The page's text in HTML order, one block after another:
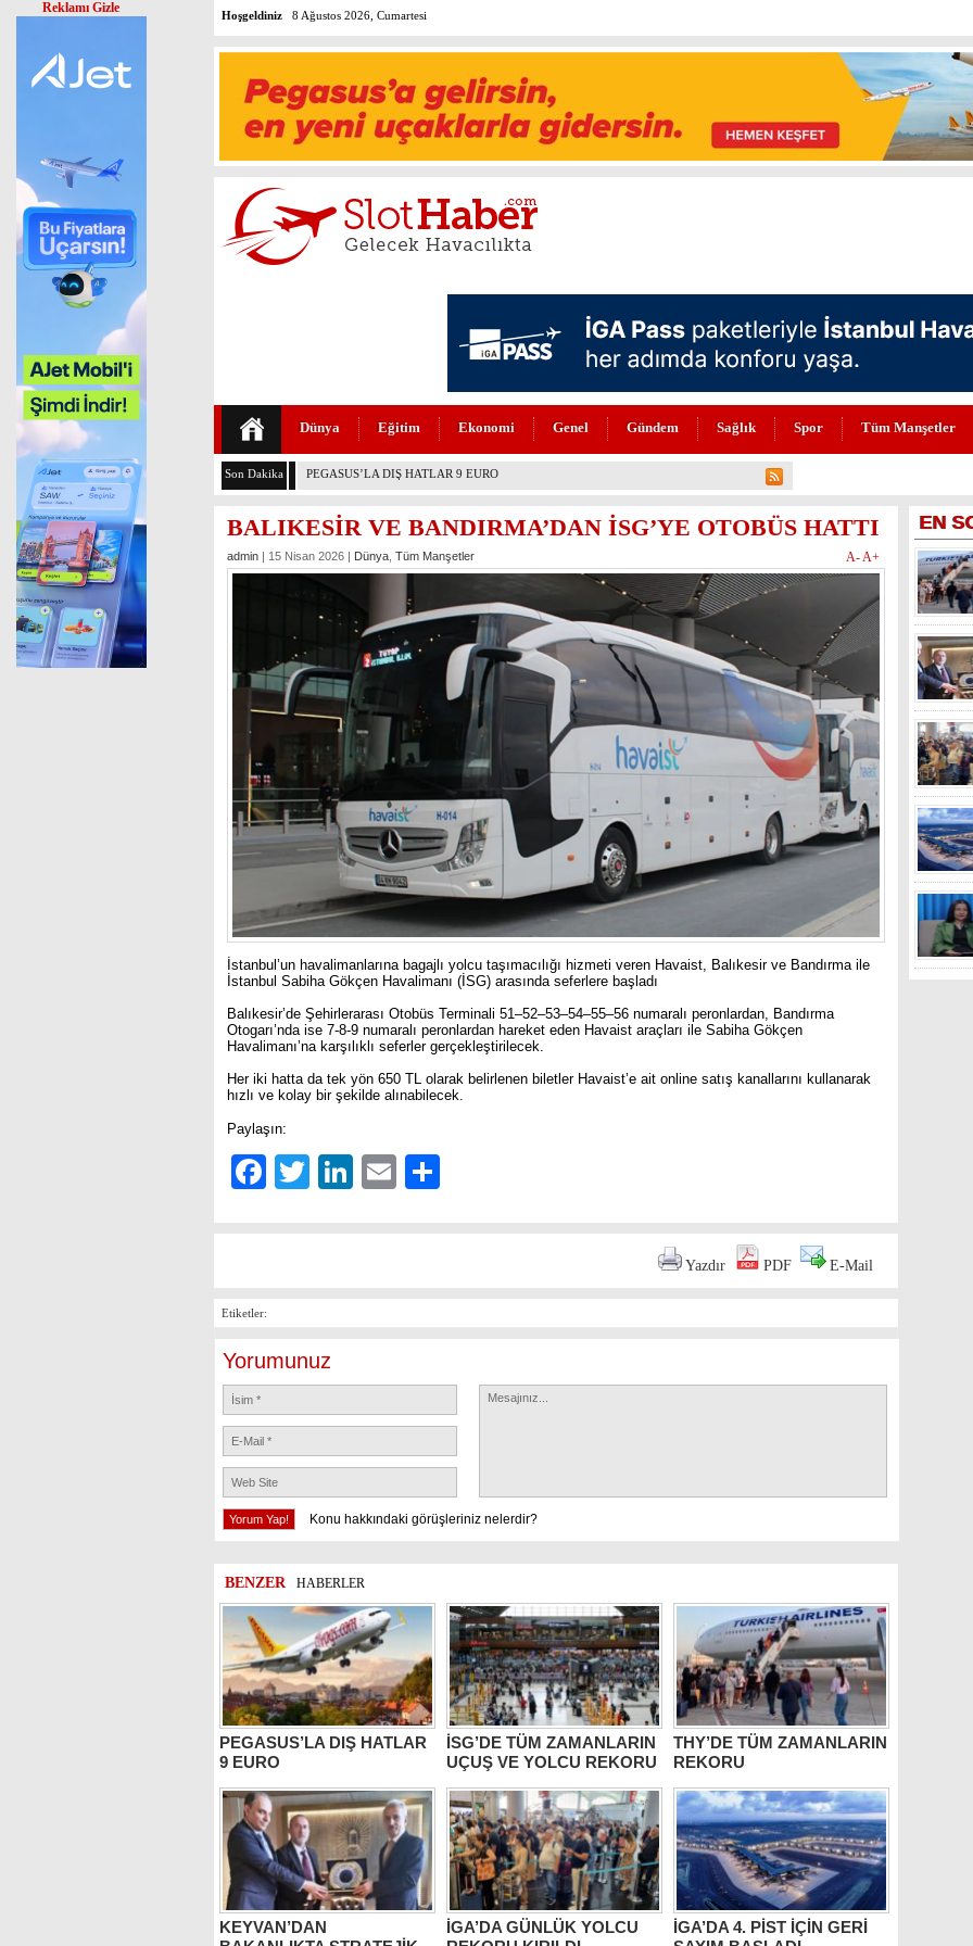
Hoşgeldiniz 8 Ağustos 2026, Cumartesi
Dünya Eğitim Ekonomi Genel Gündem Sağlık Spor Tüm Manşetler
Son Dakika İSG’DE TÜM ZAMANLARIN UÇUŞ VE YOLCU REKORU
BALIKESİR VE BANDIRMA’DAN İSG’YE OTOBÜS HATTI
admin | 15 Nisan 2026 | Dünya Tüm Manşetler A-A+
İstanbul’un havalimanlarına bagajlı yolcu taşımacılığı hizmeti veren Havaist, Balıkesir ve Bandırma ile
İstanbul Sabiha Gökçen Havalimanı (İSG) arasında seferlere başladı
Balıkesir’de Şehirlerarası Otobüs Terminali 51–52–53–54–55–56 numaralı peronlardan, Bandırma
Otogarı’nda ise 7-8-9 numaralı peronlardan hareket eden Havaist araçları ile Sabiha Gökçen
Havalimanı’na karşılıklı seferler gerçekleştirilecek.
Her iki hatta da tek yön 650 TL olarak belirlenen biletler Havaist’e ait online satış kanallarını kullanarak
hızlı ve kolay bir şekilde alınabilecek.
Paylaşın:
Facebook
TwitterLinkedIn
Email
Yazdır PDF E-Mail
Etiketler:
Yorumunuz
Konu hakkındaki görüşleriniz nelerdir?
BENZER HABERLER
PEGASUS’LA DIŞ HATLAR
9 EURO
İSG’DE TÜM ZAMANLARIN
UÇUŞ VE YOLCU REKORU
THY’DE TÜM ZAMANLARIN
REKORU
KEYVAN’DAN İGA’DA GÜNLÜK YOLCU İGA’DA 4. PİST İÇİN GERİ
EN
Reklamı Gizle